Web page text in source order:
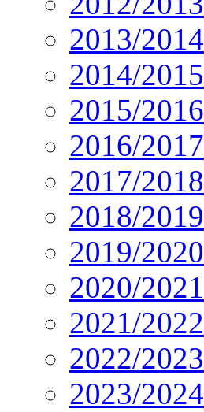
2013/2014
2014/2015
2015/2016
2016/2017
2017/2018
2018/2019
2019/2020
2020/2021
2021/2022
2022/2023
2023/2024